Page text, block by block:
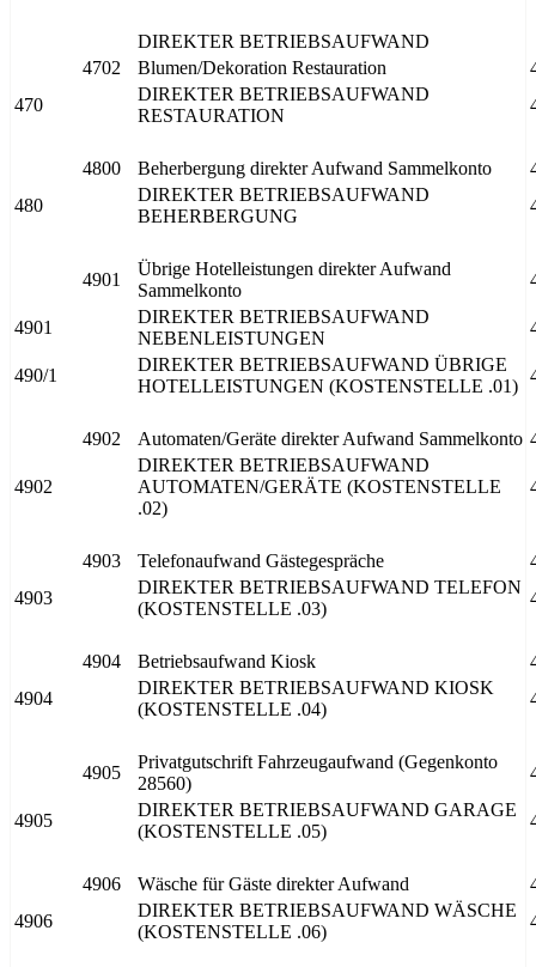
DIREKTER BETRIEBSAUFWAND
4702
Blumen/Dekoration Restauration
470
DIREKTER BETRIEBSAUFWAND
RESTAURATION
4800 Beherbergung direkter Aufwand Sammelkonto
480
DIREKTER BETRIEBSAUFWAND
BEHERBERGUNG
4901
Übrige Hotelleistungen direkter Aufwand
Sammelkonto
4901
DIREKTER BETRIEBSAUFWAND
NEBENLEISTUNGEN
490/1
DIREKTER BETRIEBSAUFWAND ÜBRIGE
HOTELLEISTUNGEN (KOSTENSTELLE .01)
4902 Automaten/Geräte direkter Aufwand Sammelkonto
4902
DIREKTER BETRIEBSAUFWAND
AUTOMATEN/GERÄTE (KOSTENSTELLE
.02)
4903 Telefonaufwand Gästegespräche
4903
DIREKTER BETRIEBSAUFWAND TELEFON
(KOSTENSTELLE .03)
4904 Betriebsaufwand Kiosk
4904
DIREKTER BETRIEBSAUFWAND KIOSK
(KOSTENSTELLE .04)
4905
Privatgutschrift Fahrzeugaufwand (Gegenkonto
28560)
4905
DIREKTER BETRIEBSAUFWAND GARAGE
(KOSTENSTELLE .05)
4906 Wäsche für Gäste direkter Aufwand
4906
DIREKTER BETRIEBSAUFWAND WÄSCHE
(KOSTENSTELLE .06)